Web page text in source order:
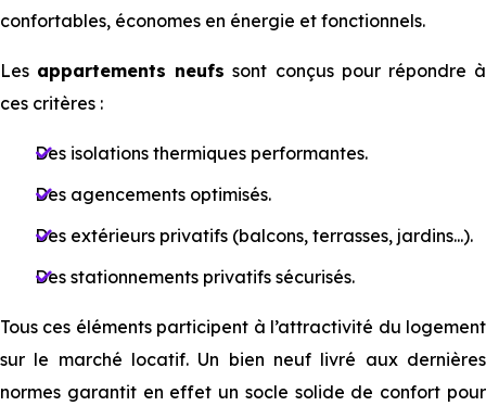
confortables, économes en énergie et fonctionnels.
Les appartements neufs sont conçus pour répondre à
ces critères :
Des isolations thermiques performantes.
Des agencements optimisés.
Des extérieurs privatifs (balcons, terrasses, jardins...).
Des stationnements privatifs sécurisés.
Tous ces éléments participent à l’attractivité du logement
sur le marché locatif. Un bien neuf livré aux dernières
normes garantit en effet un socle solide de confort pour